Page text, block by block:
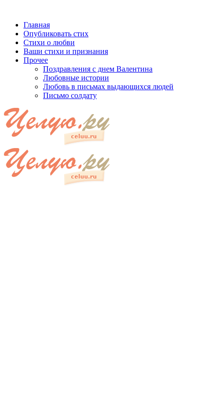
Главная
Опубликовать стих
Стихи о любви
Ваши стихи и признания
Прочее
Поздравления с днем Валентина
Любовные истории
Любовь в письмах выдающихся людей
Письмо солдату